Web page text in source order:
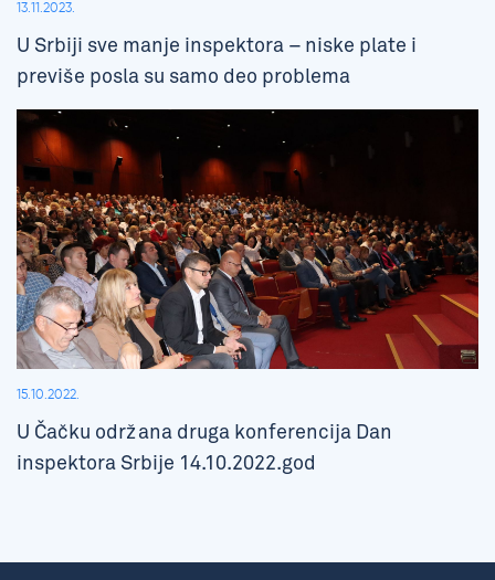
13.11.2023.
U Srbiji sve manje inspektora – niske plate i
previše posla su samo deo problema
15.10.2022.
U Čačku održana druga konferencija Dan
inspektora Srbije 14.10.2022.god